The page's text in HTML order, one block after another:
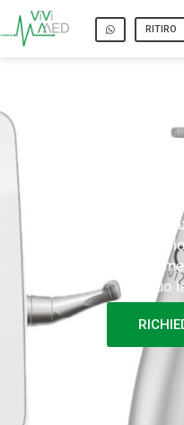
RITIRO
Affidati
effettuare la
della
apparecchiature
tuo